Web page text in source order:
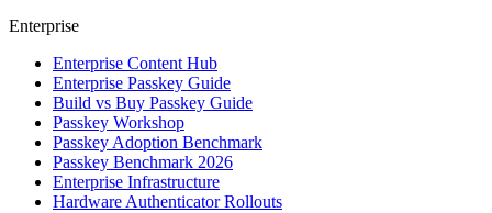
Enterprise
Enterprise Content Hub
Enterprise Passkey Guide
Build vs Buy Passkey Guide
Passkey Workshop
Passkey Adoption Benchmark
Passkey Benchmark 2026
Enterprise Infrastructure
Hardware Authenticator Rollouts